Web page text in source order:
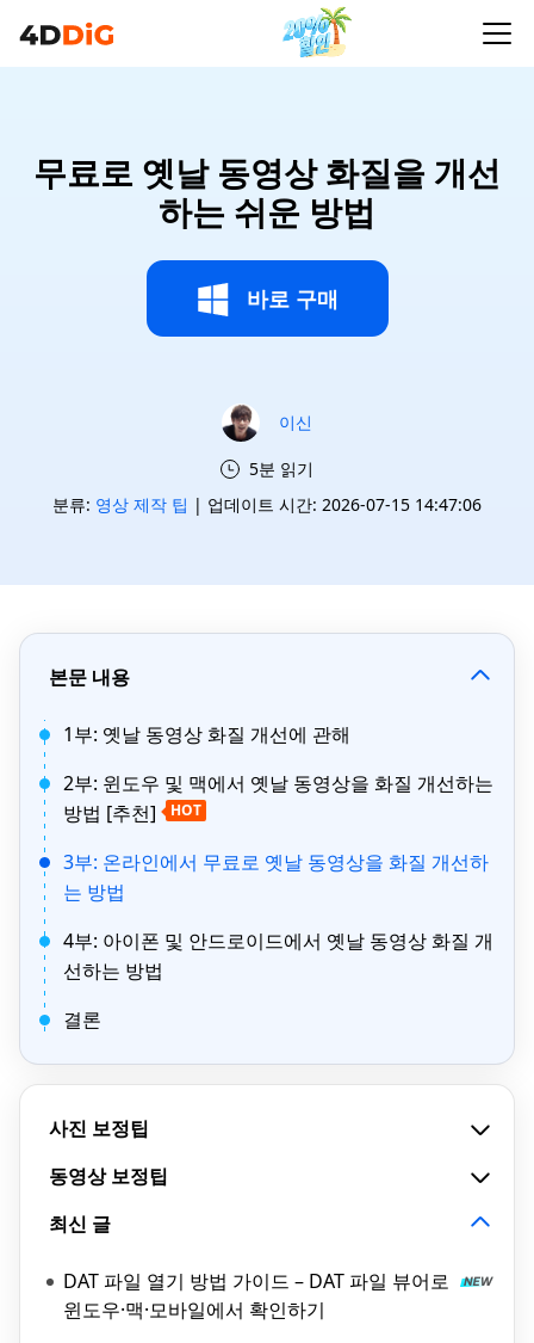
무료로 옛날 동영상 화질을 개선
하는 쉬운 방법
바로 구매
이신
5분 읽기
분류: 영상 제작 팁 | 업데이트 시간: 2026-07-15 14:47:06
본문 내용
1부: 옛날 동영상 화질 개선에 관해
2부: 윈도우 및 맥에서 옛날 동영상을 화질 개선하는
방법 [추천]
HOT
3부: 온라인에서 무료로 옛날 동영상을 화질 개선하
는 방법
4부: 아이폰 및 안드로이드에서 옛날 동영상 화질 개
선하는 방법
결론
사진 보정팁
동영상 보정팁
최신 글
DAT 파일 열기 방법 가이드 – DAT 파일 뷰어로
윈도우·맥·모바일에서 확인하기